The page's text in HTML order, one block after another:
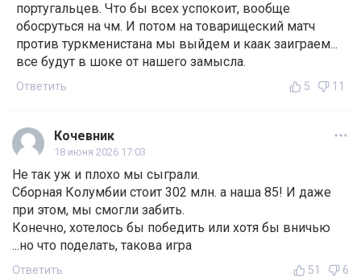
португальцев. Что бы всех успокоит, вообще
обосруться на чм. И потом на товарищеский матч
против туркменистана мы выйдем и каак заиграем...
все будут в шоке от нашего замысла.
Ответить 5 11
Кочевник
18 июня 2026 17:03
Не так уж и плохо мы сыграли.
Сборная Колумбии стоит 302 млн. а наша 85! И даже
при этом, мы смогли забить.
Конечно, хотелось бы победить или хотя бы вничью
...но что поделать, такова игра
Ответить 51 6